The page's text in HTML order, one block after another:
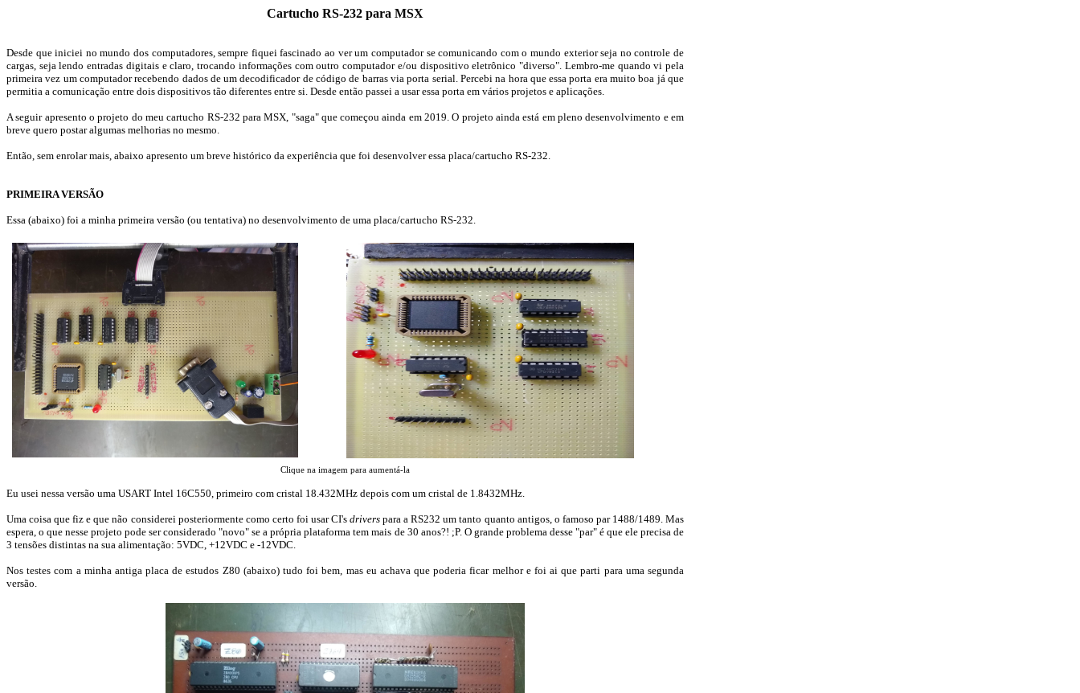
Cartucho RS-232 para MSX
Desde que iniciei no mundo dos computadores, sempre fiquei fascinado ao ver um computador se comunicando com o mundo exterior seja no controle de
cargas, seja lendo entradas digitais e claro, trocando informações com outro computador e/ou dispositivo eletrônico "diverso". Lembro-me quando vi pela
primeira vez um computador recebendo dados de um decodificador de código de barras via porta serial. Percebi na hora que essa porta era muito boa já que
permitia a comunicação entre dois dispositivos tão diferentes entre si. Desde então passei a usar essa porta em vários projetos e aplicações.
A seguir apresento o projeto do meu cartucho RS-232 para MSX, "saga" que começou ainda em 2019. O projeto ainda está em pleno desenvolvimento e em
breve quero postar algumas melhorias no mesmo.
Então, sem enrolar mais, abaixo apresento um breve histórico da experiência que foi desenvolver essa placa/cartucho RS-232.
PRIMEIRA VERSÃO
Essa (abaixo) foi a minha primeira versão (ou tentativa) no desenvolvimento de uma placa/cartucho RS-232.
Clique na imagem para aumentá-la
Eu usei nessa versão uma USART Intel 16C550, primeiro com cristal 18.432MHz depois com um cristal de 1.8432MHz.
Uma coisa que fiz e que não considerei posteriormente como certo foi usar CI'sdrivers para a RS232 um tanto quanto antigos, o famoso par 1488/1489. Mas
espera, o que nesse projeto pode ser considerado "novo" se a própria plataforma tem mais de 30 anos?! ;P. O grande problema desse "par" é que ele precisa de
3 tensões distintas na sua alimentação: 5VDC, +12VDC e -12VDC.
Nos testes com a minha antiga placade estudos Z80 (abaixo) tudo foi bem, mas eu achava que poderia ficar melhor e foi ai que parti para uma segunda
versão.